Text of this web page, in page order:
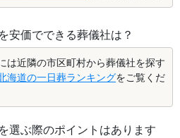
安価でできる葬儀社は？
は近隣の市区町村から葬儀社を探す
海道の一日葬ランキングをご覧くだ
選ぶ際のポイントはあります